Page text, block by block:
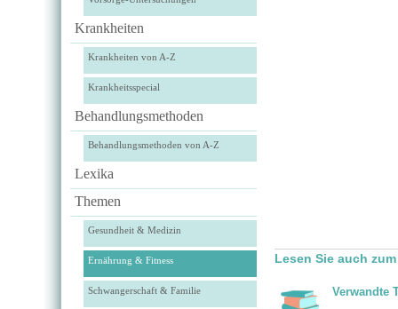
Krankheiten
Krankheiten von A-Z
Krankheitsspecial
Behandlungsmethoden
Behandlungsmethoden von A-Z
Lexika
Themen
Gesundheit & Medizin
Ernährung & Fitness
Schwangerschaft & Familie
Lesen Sie auch
Verwandte